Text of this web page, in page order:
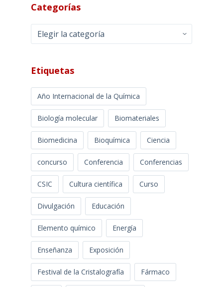
Categorías
Categorías
Etiquetas
Año Internacional de la Química
Biología molecular Biomateriales
Biomedicina Bioquímica Ciencia
concurso Conferencia Conferencias
CSIC Cultura científica Curso
Divulgación Educación
Elemento químico Energía
Enseñanza Exposición
Festival de la Cristalografía Fármaco